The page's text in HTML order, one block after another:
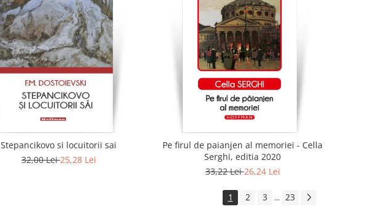
Stepancikovo si locuitorii sai
32,00 Lei25,28 Lei
Pe firul de paianjen al memoriei - Cella
Serghi, editia 2020
33,22 Lei26,24 Lei
1 2 3 ... 23